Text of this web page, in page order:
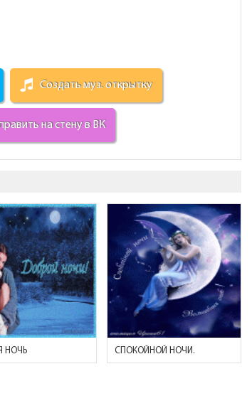
Создать муз. открытку
на стену в ВК
НОЧЬ СПОКОЙНОЙ НОЧИ.